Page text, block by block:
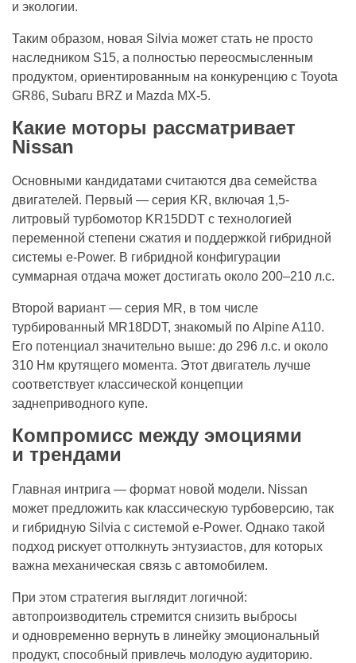
и экологии.
Таким образом, новая Silvia может стать не просто
наследником S15, а полностью переосмысленным
продуктом, ориентированным на конкуренцию с Toyota
GR86, Subaru BRZ и Mazda MX-5.
Какие моторы рассматривает
Nissan
Основными кандидатами считаются два семейства
двигателей. Первый — серия KR, включая 1,5-
литровый турбомотор KR15DDT с технологией
переменной степени сжатия и поддержкой гибридной
системы e-Power. В гибридной конфигурации
суммарная отдача может достигать около 200–210 л.с.
Второй вариант — серия MR, в том числе
турбированный MR18DDT, знакомый по Alpine A110.
Его потенциал значительно выше: до 296 л.с. и около
310 Нм крутящего момента. Этот двигатель лучше
соответствует классической концепции
заднеприводного купе.
Компромисс между эмоциями
и трендами
Главная интрига — формат новой модели. Nissan
может предложить как классическую турбоверсию, так
и гибридную Silvia с системой e-Power. Однако такой
подход рискует оттолкнуть энтузиастов, для которых
важна механическая связь с автомобилем.
При этом стратегия выглядит логичной:
автопроизводитель стремится снизить выбросы
и одновременно вернуть в линейку эмоциональный
продукт, способный привлечь молодую аудиторию.